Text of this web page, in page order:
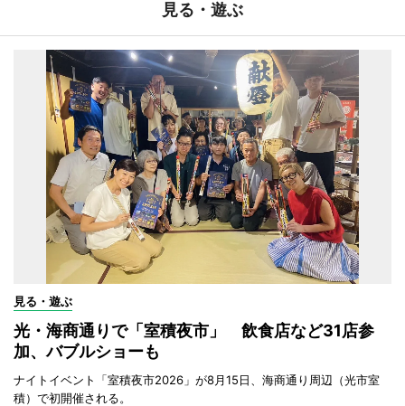
見る・遊ぶ
見る・遊ぶ
光・海商通りで「室積夜市」 飲食店など31店参
加、バブルショーも
ナイトイベント「室積夜市2026」が8月15日、海商通り周辺（光市室
積）で初開催される。